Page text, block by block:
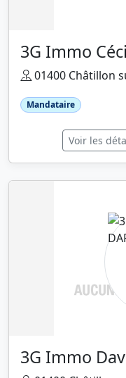
3G Immo
01400 Châtillon
Mandataire
Voir les
3G Immo